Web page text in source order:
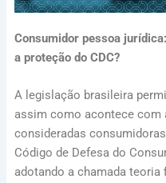
Consumidor pessoa
a proteção do CDC?
A legislação brasileira
assim como acontece
consideradas
Código de Defesa do
adotando a chamada